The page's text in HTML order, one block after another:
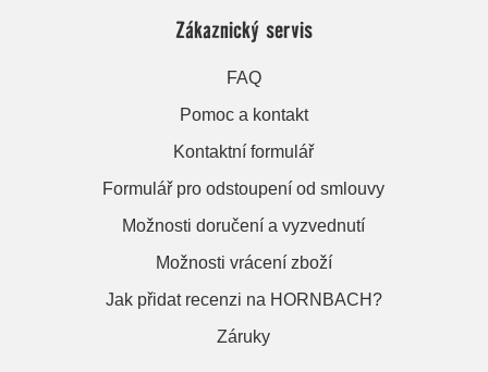
Zákaznický servis
FAQ
Pomoc a kontakt
Kontaktní formulář
Formulář pro odstoupení od smlouvy
Možnosti doručení a vyzvednutí
Možnosti vrácení zboží
Jak přidat recenzi na HORNBACH?
Záruky